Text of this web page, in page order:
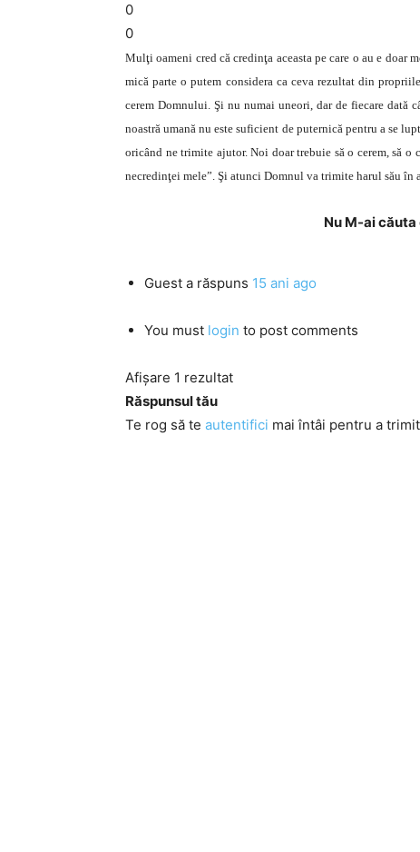
0
0
Mulţi oameni cred că credinţa aceasta pe care o au e doar
mică parte o putem considera ca ceva rezultat din
cerem Domnului. Şi nu numai uneori, dar de fiecare dată
noastră umană nu este suficient de puternică pentru a se
oricând ne trimite ajutor. Noi doar trebuie să o cerem, să o
necredinţei mele”. Şi atunci Domnul va trimite harul său
Nu M-ai
Guest a răspuns 15 ani ago
You must login to post comments
Afișare 1 rezultat
Răspunsul tău
Te rog să te autentifici mai întâi pentru a